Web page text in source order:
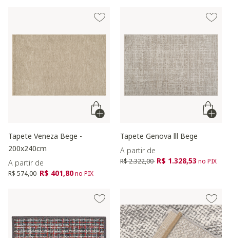
Tapete Veneza Bege -
200x240cm
A partir de
Preço reduzido de
R$ 574,00 para
R$ 401,80no PIX
Tapete Genova lll Bege
A partir de
Preço reduzido de
R$ 2.322,00 para
R$ 1.328,53no PIX